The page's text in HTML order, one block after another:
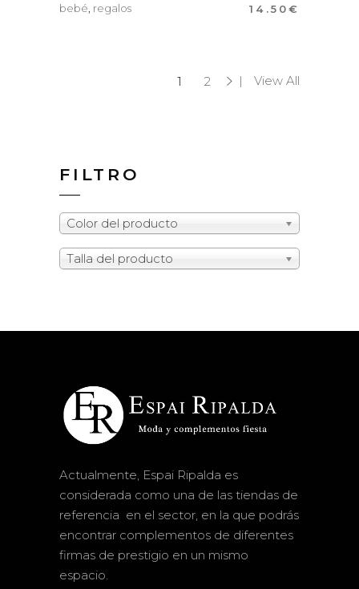
14.50€
bebé, regalos
1 2 View All
FILTRO
Color del producto
Talla del producto
Actualmente, Espai Ripalda es
considerada como una de las tiendas de
referencia en el sector, en la que podrás
encontrar complementos de diferentes
firmas de prestigio en un mismo
espacio.